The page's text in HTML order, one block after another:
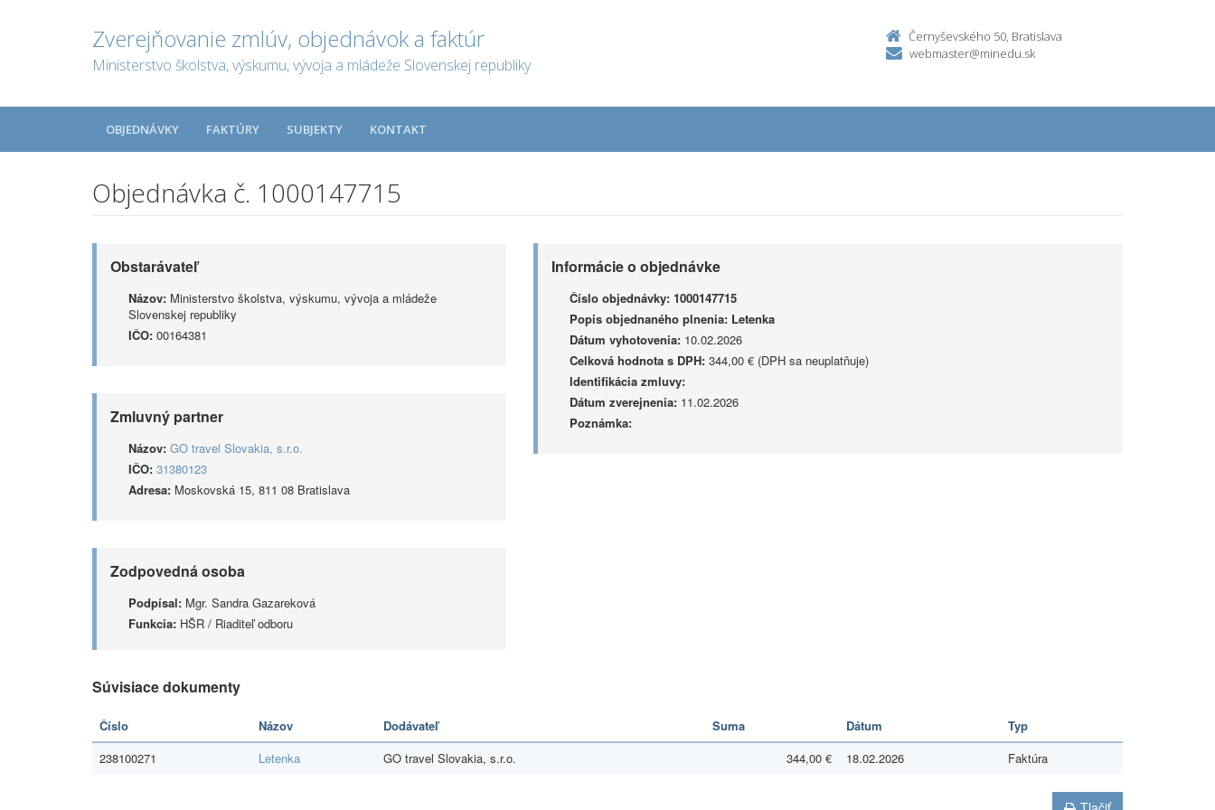
Zverejňovanie zmlúv, objednávok a faktúr
Ministerstvo školstva, výskumu, vývoja a mládeže Slovenskej republiky
Černyševského 50, Bratislava
webmaster@minedu.sk
OBJEDNÁVKY FAKTÚRY SUBJEKTY KONTAKT
Objednávka č. 1000147715
Obstarávateľ
Názov: Ministerstvo školstva, výskumu, vývoja a mládeže
Slovenskej republiky
IČO: 00164381
Zmluvný partner
Názov: GO travel Slovakia, s.r.o.
IČO: 31380123
Adresa: Moskovská 15, 811 08 Bratislava
Zodpovedná osoba
Podpísal: Mgr. Sandra Gazareková
Funkcia: HŠR / Riaditeľ odboru
Informácie o objednávke
Číslo objednávky: 1000147715
Popis objednaného plnenia: Letenka
Dátum vyhotovenia:10.02.2026
Celková hodnota s DPH:344,00 € (DPH sa neuplatňuje)
Identifikácia zmluvy:
Dátum zverejnenia:11.02.2026
Poznámka:
Súvisiace dokumenty
Číslo Názov Dodávateľ Suma Dátum
Typ
238100271
Letenka GO travel Slovakia, s.r.o. 344,00 € 18.02.2026 Faktúra